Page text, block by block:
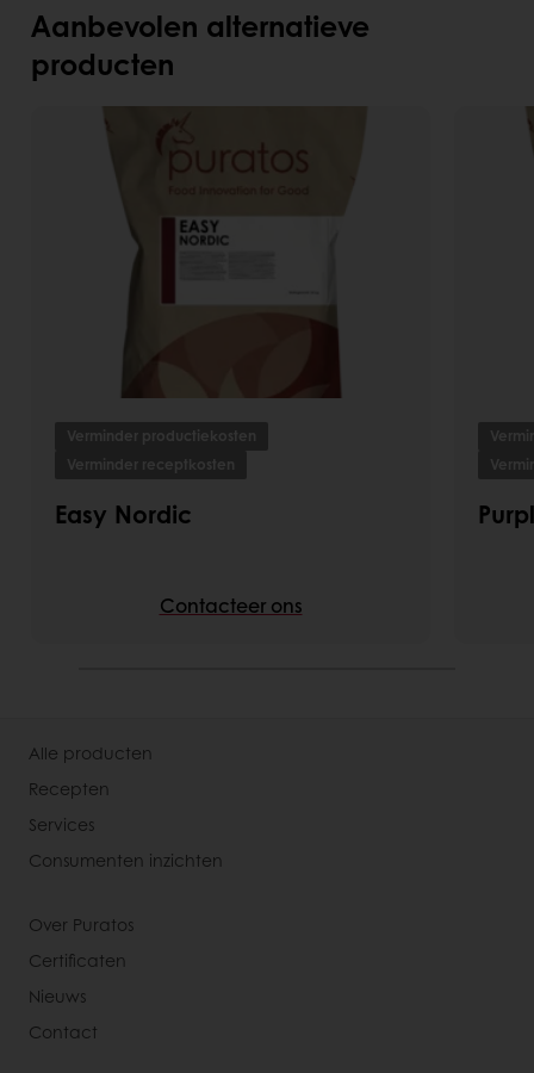
Aanbevolen alternatieve
producten
Verminder productiekosten
Verminder receptkosten
Easy Nordic
Contacteer ons
Alle producten
Recepten
Services
Consumenten inzichten
Over Puratos
Certificaten
Nieuws
Contact